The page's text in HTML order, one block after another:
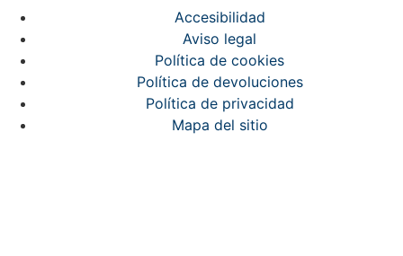
Accesibilidad
Aviso legal
Política de cookies
Política de devoluciones
Política de privacidad
Mapa del sitio